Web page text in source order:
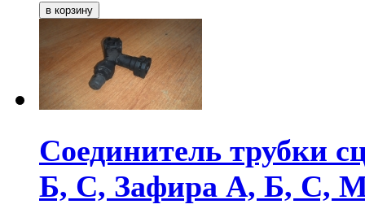
Соединитель трубки
Б, С, Зафира А, Б, С,